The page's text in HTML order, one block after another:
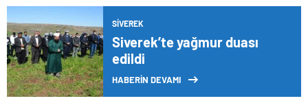
SIVEREK
Siverek’te yağmur duası
edildi
HABERİN DEVAMI